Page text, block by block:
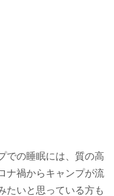
での睡眠には、質の高
ナ禍からキャンプが流
たいと思っている方も